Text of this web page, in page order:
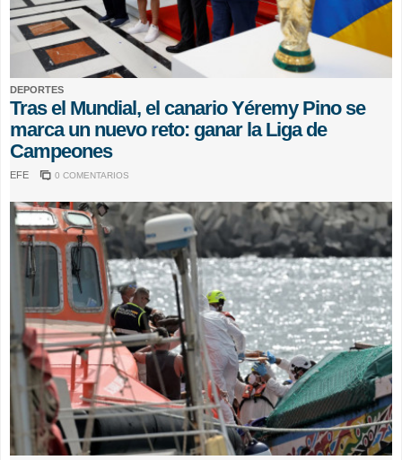
DEPORTES
Tras el Mundial, el canario Yéremy Pino se
marca un nuevo reto: ganar la Liga de
Campeones
EFE 0 COMENTARIOS